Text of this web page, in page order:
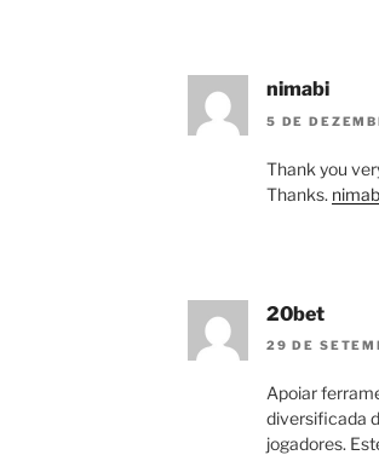
nimabi
5 DE
Thank you
Thanks.
20bet
29 DE
Apoiar
diversificada
jogadores.